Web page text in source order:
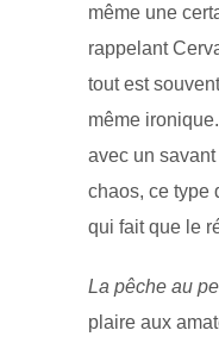
même une
rappelant
tout est
même
avec un
chaos, ce type
qui fait que le
La pêche au
plaire aux